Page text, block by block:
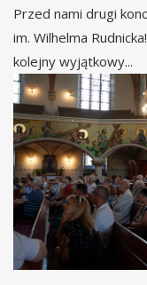
Przed nami drugi
im. Wilhelma
kolejny wyjątkowy...